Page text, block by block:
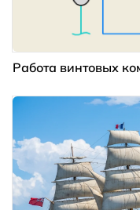
Работа винтовых